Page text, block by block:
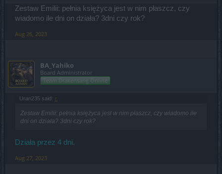
Zestaw Emilii: pełnia księżyca jest w nim płaszcz, czy
wiadomo ile dni on działa? 3dni czy rok?
Aug 26, 2023
BA_Yahiko
Board Administrator
Team Drakensang Online
Uran235 said: ↑
Zestaw Emilii: pełnia księżyca jest w nim płaszcz, czy wiadomo ile
dni on działa? 3dni czy rok?
Działa przez 4 dni.
Aug 27, 2023